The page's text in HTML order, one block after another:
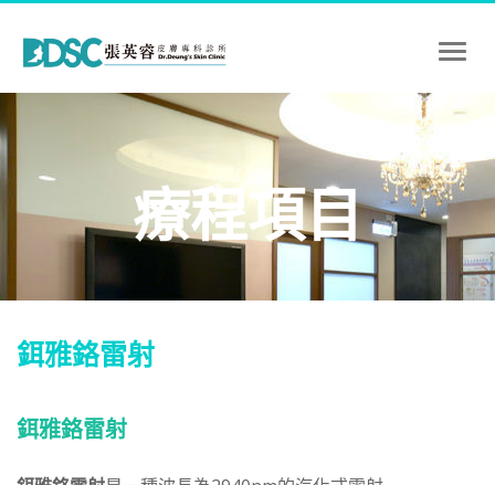
Toggle
療程項目
鉺雅鉻雷射
鉺雅鉻雷射